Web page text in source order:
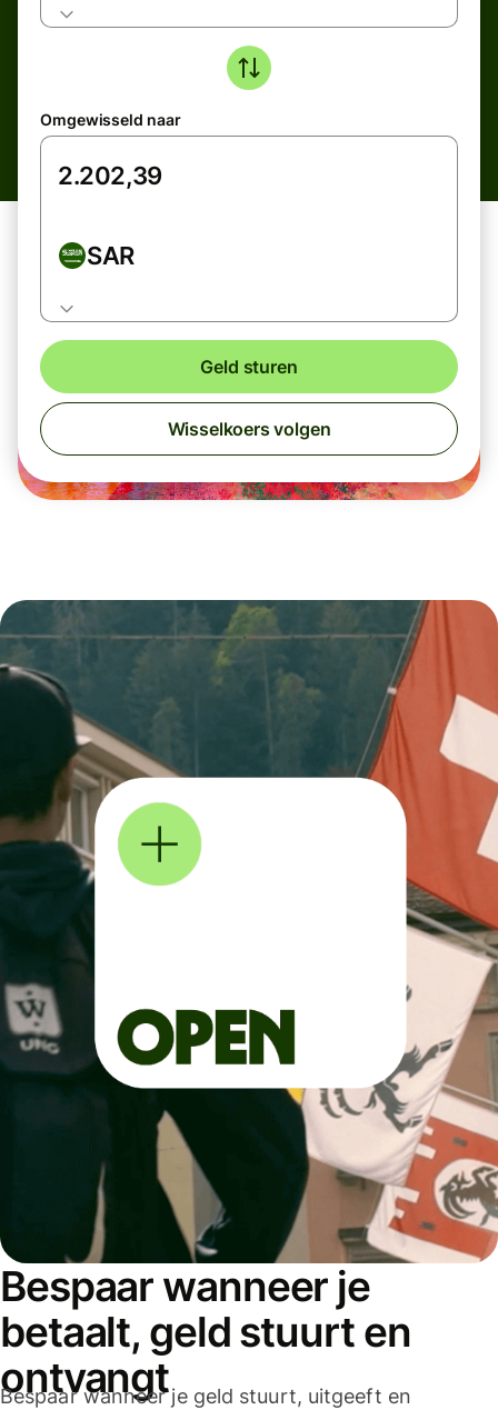
Omgewisseld naar
SAR
Geld sturen
Wisselkoers volgen
Bespaar wanneer je
betaalt, geld stuurt en
ontvangt
Bespaar wanneer je geld stuurt, uitgeeft en